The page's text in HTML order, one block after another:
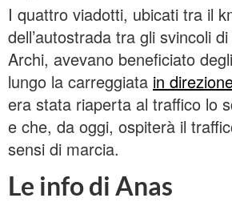
I quattro viadotti, ubicati tra il
dell’autostrada tra gli svincoli
Archi, avevano beneficiato
lungo la carreggiata in
era stata riaperta al traffico lo
e che, da oggi, ospiterà il
sensi di marcia.
Le info di Anas